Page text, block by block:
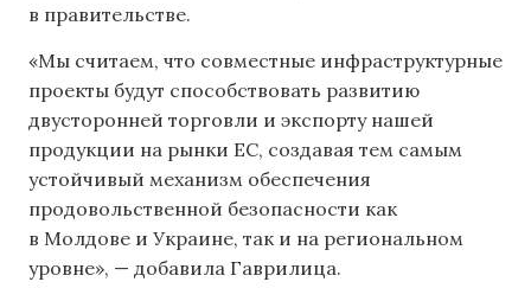
в правительстве.
«Мы считаем, что совместные инфраструктурные
проекты будут способствовать развитию
двусторонней торговли и экспорту нашей
продукции на рынки ЕС, создавая тем самым
устойчивый механизм обеспечения
продовольственной безопасности как
в Молдове и Украине, так и на региональном
уровне», — добавила Гаврилица.